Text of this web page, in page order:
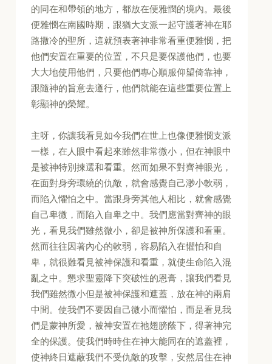
的同在和帶領的地方，都放在便雅憫的境內。最後
便雅憫在南國時期，跟猶大支派一起守護著神在耶
路撒冷的聖所，這就預表著神非常看重便雅憫，把
他們安置在重要的位置，不只是要保護他們，也要
大大地使用他們，只要他們專心順服仰望倚靠神，
跟隨神的旨意去遵行，他們就能在這些重要位置上
彰顯神的榮耀。
主呀，你讓我看見如今我們在世上也像便雅憫支派
一樣，在人眼中看起來雖然非常微小，但在神眼中
是被神特別揀選和看重。然而如果不對齊神眼光，
在面對身旁環繞的仇敵，就會感覺自己渺小軟弱，
而陷入懼怕之中。當跟身旁其他人相比，就會感覺
自己卑微，而陷入自卑之中。我們應當對齊神的眼
光，看見我們雖然微小，卻是被神所保護和看重。
然而往往因著內心的軟弱，容易陷入在懼怕和自
卑，就很難看見被神保護和看重，就使生命陷入混
亂之中。懇求聖靈降下突破性的恩膏，讓我們看見
我們雖然微小但是被神保護和遮蓋，放在神的兩肩
中間。使我們不要因自己微小而懼怕，而是看見我
們是蒙神所愛，被神安置在祂翅膀蔭下，得著神完
全的保護。使我們時時住在神大能同在的遮蓋裡，
使神終日遮蔽我們不受仇敵的攻擊，安然居住在神